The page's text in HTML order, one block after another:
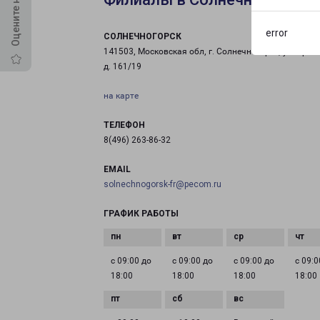
error
СОЛНЕЧНОГОРСК
141503, Московская обл, г. Солнечногорск, ул.
д. 161/19
на карте
ТЕЛЕФОН
8(496) 263-86-32
EMAIL
solnechnogorsk-fr@pecom.ru
ГРАФИК РАБОТЫ
с 09:00 до
18:00
с 09:00 до
18:00
с 09:00 до
18:00
с
18:00